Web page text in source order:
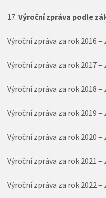
Výroční zpráva podle
Výroční zpráva za rok 2016 –
Výroční zpráva za rok 2017 –
Výroční zpráva za rok 2018 –
Výroční zpráva za rok 2019 –
Výroční zpráva za rok 2020 –
Výroční zpráva za rok 2021 –
Výroční zpráva za rok 2022 –